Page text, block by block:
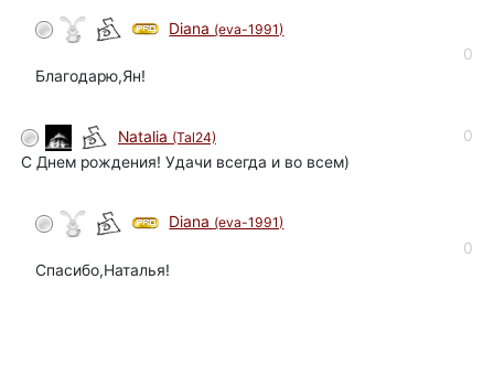
Diana (eva-1991)
0
Благодарю,Ян!
Natalia (Tal24)
0
С Днем рождения! Удачи всегда и во всем)
Diana (eva-1991)
0
Спасибо,Наталья!